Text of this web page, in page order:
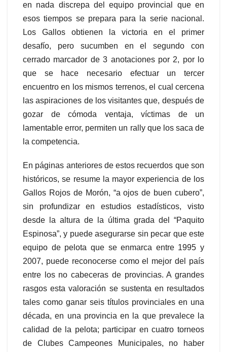
en nada discrepa del equipo provincial que en
esos tiempos se prepara para la serie nacional.
Los Gallos obtienen la victoria en el primer
desafío, pero sucumben en el segundo con
cerrado marcador de 3 anotaciones por 2, por lo
que se hace necesario efectuar un tercer
encuentro en los mismos terrenos, el cual cercena
las aspiraciones de los visitantes que, después de
gozar de cómoda ventaja, víctimas de un
lamentable error, permiten un rally que los saca de
la competencia.
En páginas anteriores de estos recuerdos que son
históricos, se resume la mayor experiencia de los
Gallos Rojos de Morón, “a ojos de buen cubero”,
sin profundizar en estudios estadísticos, visto
desde la altura de la última grada del “Paquito
Espinosa”, y puede asegurarse sin pecar que este
equipo de pelota que se enmarca entre 1995 y
2007, puede reconocerse como el mejor del país
entre los no cabeceras de provincias. A grandes
rasgos esta valoración se sustenta en resultados
tales como ganar seis títulos provinciales en una
década, en una provincia en la que prevalece la
calidad de la pelota; participar en cuatro torneos
de Clubes Campeones Municipales, no haber